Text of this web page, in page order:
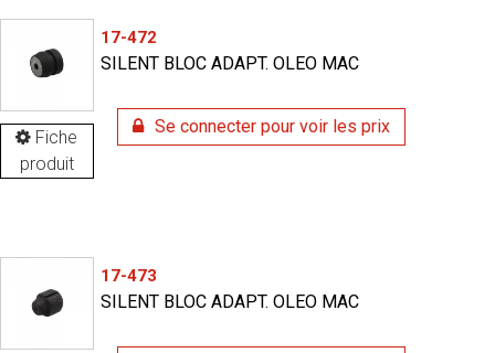
Fiche
produit
17-472
SILENT BLOC ADAPT. OLEO MAC
Se connecter pour voir les prix
17-473
SILENT BLOC ADAPT. OLEO MAC